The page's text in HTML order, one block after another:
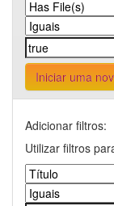
Iniciar uma
Adicionar filtros:
Utilizar filtros